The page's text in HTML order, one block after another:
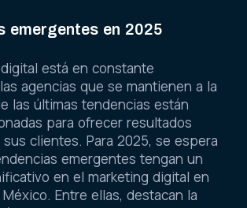
emergentes en 2025
está en constante
agencias que se mantienen a la
las últimas tendencias están
para ofrecer resultados
clientes. Para 2025, se espera
emergentes tengan un
en el marketing digital en
Entre ellas, destacan la